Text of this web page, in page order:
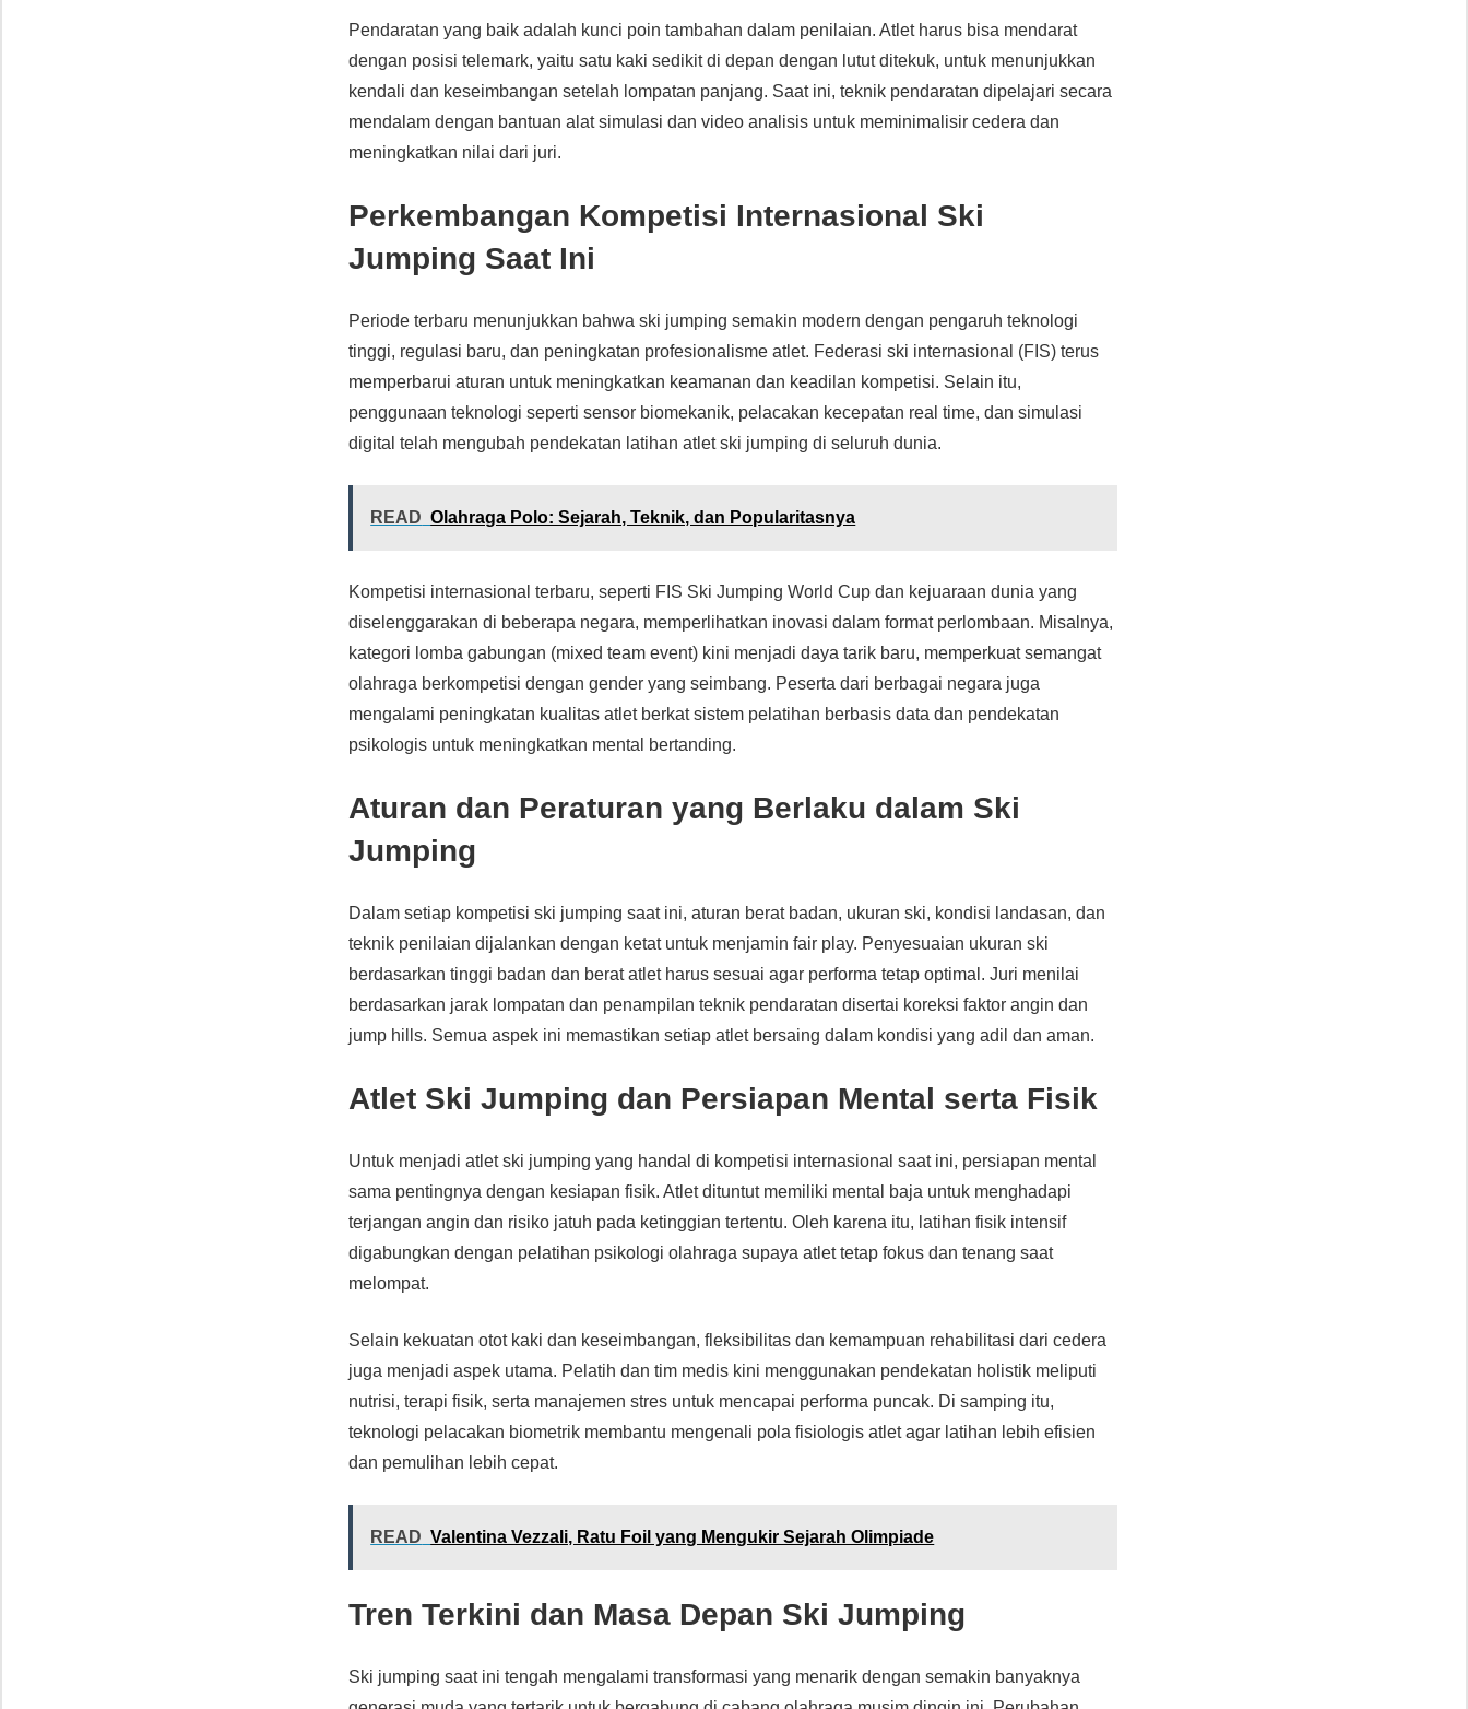
Pendaratan yang baik adalah kunci poin tambahan dalam penilaian. Atlet harus bisa mendarat
dengan posisi telemark, yaitu satu kaki sedikit di depan dengan lutut ditekuk, untuk menunjukkan
kendali dan keseimbangan setelah lompatan panjang. Saat ini, teknik pendaratan dipelajari secara
mendalam dengan bantuan alat simulasi dan video analisis untuk meminimalisir cedera dan
meningkatkan nilai dari juri.
Perkembangan Kompetisi Internasional Ski
Jumping Saat Ini
Periode terbaru menunjukkan bahwa ski jumping semakin modern dengan pengaruh teknologi
tinggi, regulasi baru, dan peningkatan profesionalisme atlet. Federasi ski internasional (FIS) terus
memperbarui aturan untuk meningkatkan keamanan dan keadilan kompetisi. Selain itu,
penggunaan teknologi seperti sensor biomekanik, pelacakan kecepatan real time, dan simulasi
digital telah mengubah pendekatan latihan atlet ski jumping di seluruh dunia.
READ Olahraga Polo: Sejarah, Teknik, dan Popularitasnya
Kompetisi internasional terbaru, seperti FIS Ski Jumping World Cup dan kejuaraan dunia yang
diselenggarakan di beberapa negara, memperlihatkan inovasi dalam format perlombaan. Misalnya,
kategori lomba gabungan (mixed team event) kini menjadi daya tarik baru, memperkuat semangat
olahraga berkompetisi dengan gender yang seimbang. Peserta dari berbagai negara juga
mengalami peningkatan kualitas atlet berkat sistem pelatihan berbasis data dan pendekatan
psikologis untuk meningkatkan mental bertanding.
Aturan dan Peraturan yang Berlaku dalam Ski
Jumping
Dalam setiap kompetisi ski jumping saat ini, aturan berat badan, ukuran ski, kondisi landasan, dan
teknik penilaian dijalankan dengan ketat untuk menjamin fair play. Penyesuaian ukuran ski
berdasarkan tinggi badan dan berat atlet harus sesuai agar performa tetap optimal. Juri menilai
berdasarkan jarak lompatan dan penampilan teknik pendaratan disertai koreksi faktor angin dan
jump hills. Semua aspek ini memastikan setiap atlet bersaing dalam kondisi yang adil dan aman.
Atlet Ski Jumping dan Persiapan Mental serta Fisik
Untuk menjadi atlet ski jumping yang handal di kompetisi internasional saat ini, persiapan mental
sama pentingnya dengan kesiapan fisik. Atlet dituntut memiliki mental baja untuk menghadapi
terjangan angin dan risiko jatuh pada ketinggian tertentu. Oleh karena itu, latihan fisik intensif
digabungkan dengan pelatihan psikologi olahraga supaya atlet tetap fokus dan tenang saat
melompat.
Selain kekuatan otot kaki dan keseimbangan, fleksibilitas dan kemampuan rehabilitasi dari cedera
juga menjadi aspek utama. Pelatih dan tim medis kini menggunakan pendekatan holistik meliputi
nutrisi, terapi fisik, serta manajemen stres untuk mencapai performa puncak. Di samping itu,
teknologi pelacakan biometrik membantu mengenali pola fisiologis atlet agar latihan lebih efisien
dan pemulihan lebih cepat.
READ Valentina Vezzali, Ratu Foil yang Mengukir Sejarah Olimpiade
Tren Terkini dan Masa Depan Ski Jumping
Ski jumping saat ini tengah mengalami transformasi yang menarik dengan semakin banyaknya